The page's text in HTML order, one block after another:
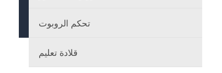
تحكم الروبوت
قلادة تعليم